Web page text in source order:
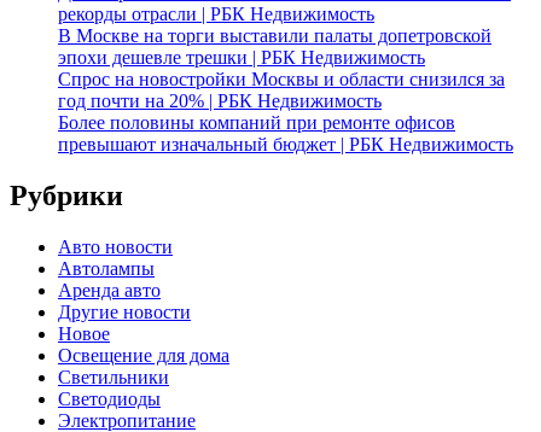
рекорды отрасли | РБК Недвижимость
В Москве на торги выставили палаты допетровской
эпохи дешевле трешки | РБК Недвижимость
Спрос на новостройки Москвы и области снизился за
год почти на 20% | РБК Недвижимость
Более половины компаний при ремонте офисов
превышают изначальный бюджет | РБК Недвижимость
Рубрики
Авто новости
Автолампы
Аренда авто
Другие новости
Новое
Освещение для дома
Светильники
Светодиоды
Электропитание